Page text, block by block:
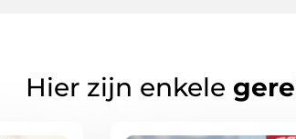
Hier zijn enkele